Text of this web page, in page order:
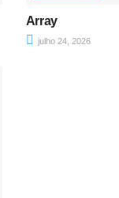
Array
julho 24, 2026